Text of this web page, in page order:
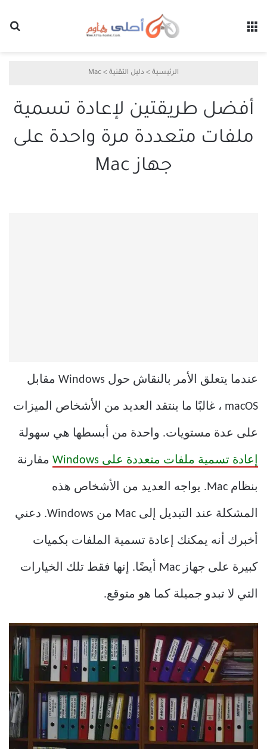
الرئيسية > دليل التقنية >
Mac
أفضل طريقتين لإعادة تسمية
ملفات متعددة مرة واحدة على
جهاز Mac
عندما يتعلق الأمر بالنقاش حول Windows مقابل
macOS ، غالبًا ما ينتقد العديد من الأشخاص الميزات
على عدة مستويات. واحدة من أبسطها هي سهولة
إعادة تسمية ملفات متعددة على Windows مقارنة
بنظام Mac. يواجه العديد من الأشخاص هذه
المشكلة عند التبديل إلى Mac من Windows. دعني
أخبرك أنه يمكنك إعادة تسمية الملفات بكميات
كبيرة على جهاز Mac أيضًا. إنها فقط تلك الخيارات
التي لا تبدو جميلة كما هو متوقع.